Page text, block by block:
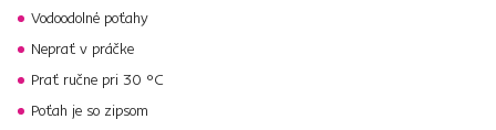
Vodoodolné poťahy
Neprať v práčke
Prať ručne pri 30 °C
Poťah je so zipsom